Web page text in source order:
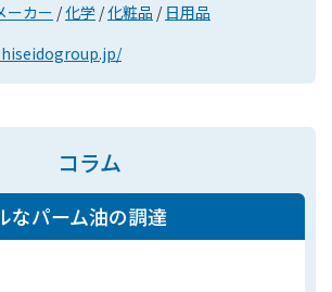
ーカー /化学 /化粧品 / 日用品
コラム
なパーム油の調達